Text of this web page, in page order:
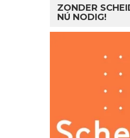
ZONDER
NÚ NODIG!